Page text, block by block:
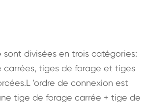
divisées en trois catégories:
carrées, tiges de forage et tiges
'ordre de connexion est
tige de forage carrée + tige de